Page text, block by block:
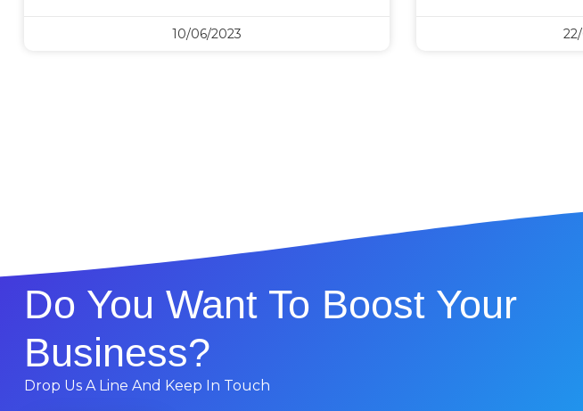
10/06/2023
Do You Want To Boost Your
Business?
Drop Us A Line And Keep In Touch